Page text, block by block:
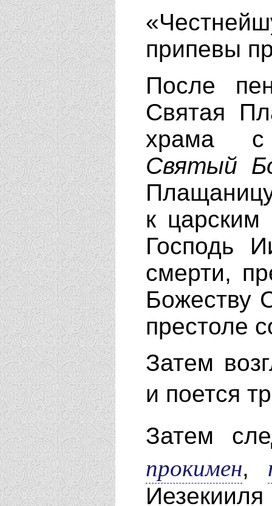
припевы
После
Святая
храма с
Святый
к
Господь
смерти,
Божеству
престоле
Затем
и поется
Затем
прокимен,